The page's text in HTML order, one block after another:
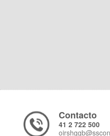
Contacto
41 2 722 500